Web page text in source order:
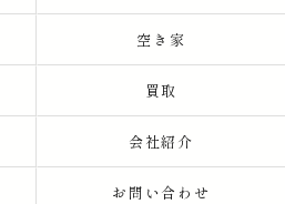
空き家
買取
会社紹介
お問い合わせ